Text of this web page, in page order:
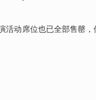
活动席位也已全部售罄